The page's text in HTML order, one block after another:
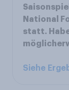
National
statt.
Siehe